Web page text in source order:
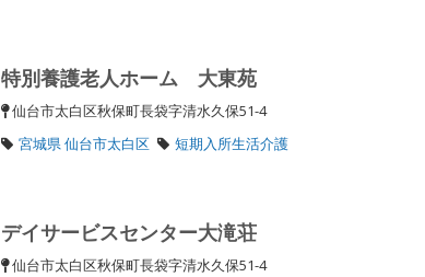
特別養護老人ホーム 大東苑
仙台市太白区秋保町長袋字清水久保51-4
宮城県 仙台市太白区
短期入所生活介護
デイサービスセンター大滝荘
仙台市太白区秋保町長袋字清水久保51-4